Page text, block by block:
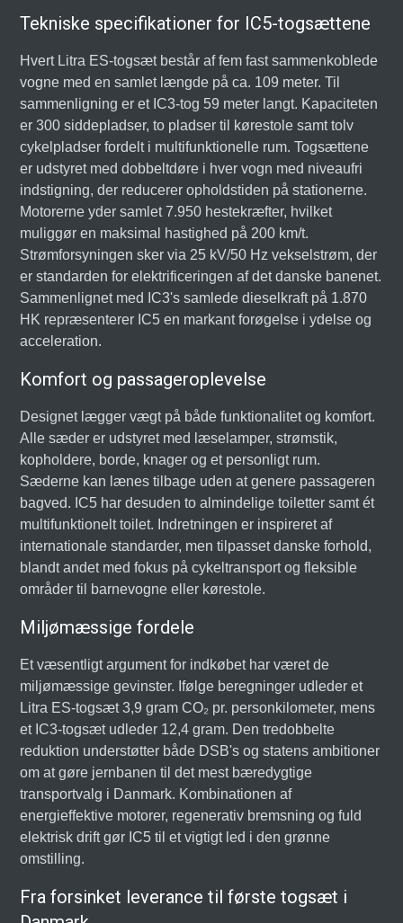
Tekniske specifikationer for IC5-togsættene
Hvert Litra ES-togsæt består af fem fast sammenkoblede
vogne med en samlet længde på ca. 109 meter. Til
sammenligning er et IC3-tog 59 meter langt. Kapaciteten
er 300 siddepladser, to pladser til kørestole samt tolv
cykelpladser fordelt i multifunktionelle rum. Togsættene
er udstyret med dobbeltdøre i hver vogn med niveaufri
indstigning, der reducerer opholdstiden på stationerne.
Motorerne yder samlet 7.950 hestekræfter, hvilket
muliggør en maksimal hastighed på 200 km/t.
Strømforsyningen sker via 25 kV/50 Hz vekselstrøm, der
er standarden for elektrificeringen af det danske banenet.
Sammenlignet med IC3's samlede dieselkraft på 1.870
HK repræsenterer IC5 en markant forøgelse i ydelse og
acceleration.
Komfort og passageroplevelse
Designet lægger vægt på både funktionalitet og komfort.
Alle sæder er udstyret med læselamper, strømstik,
kopholdere, borde, knager og et personligt rum.
Sæderne kan lænes tilbage uden at genere passageren
bagved. IC5 har desuden to almindelige toiletter samt ét
multifunktionelt toilet. Indretningen er inspireret af
internationale standarder, men tilpasset danske forhold,
blandt andet med fokus på cykeltransport og fleksible
områder til barnevogne eller kørestole.
Miljømæssige fordele
Et væsentligt argument for indkøbet har været de
miljømæssige gevinster. Ifølge beregninger udleder et
Litra ES-togsæt 3,9 gram CO₂ pr. personkilometer, mens
et IC3-togsæt udleder 12,4 gram. Den tredobbelte
reduktion understøtter både DSB's og statens ambitioner
om at gøre jernbanen til det mest bæredygtige
transportvalg i Danmark. Kombinationen af
energieffektive motorer, regenerativ bremsning og fuld
elektrisk drift gør IC5 til et vigtigt led i den grønne
omstilling.
Fra forsinket leverance til første togsæt i